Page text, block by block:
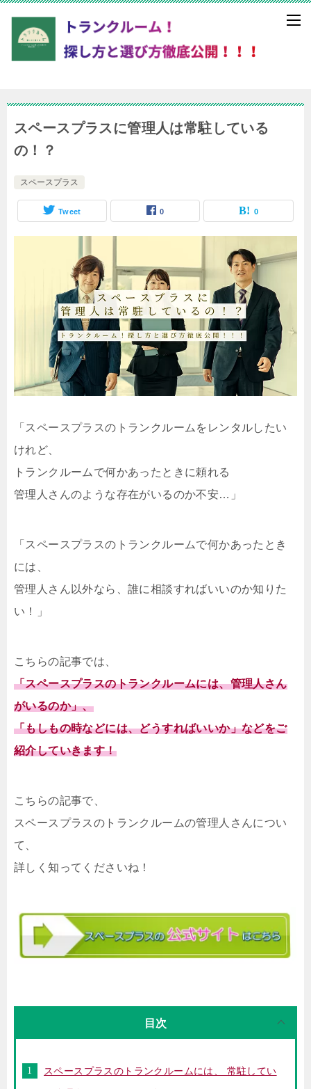
スペースプラスに管理人は常駐している
の！？
スペースプラス
Tweet 0 0
「スペースプラスのトランクルームをレンタルしたい
けれど、
トランクルームで何かあったときに頼れる
管理人さんのような存在がいるのか不安…」
「スペースプラスのトランクルームで何かあったとき
には、
管理人さん以外なら、誰に相談すればいいのか知りた
い！」
こちらの記事では、
「スペースプラスのトランクルームには、管理人さん
がいるのか」、
「もしもの時などには、どうすればいいか」などをご
紹介していきます！
こちらの記事で、
スペースプラスのトランクルームの管理人さんについ
て、
詳しく知ってくださいね！
目次
スペースプラスのトランクルームには、 常駐してい